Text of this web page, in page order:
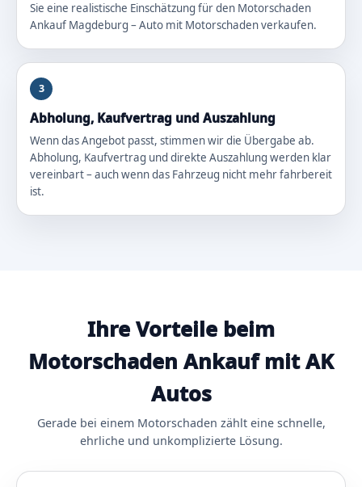
Sie eine realistische Einschätzung für den Motorschaden
Ankauf Magdeburg – Auto mit Motorschaden verkaufen.
3
Abholung, Kaufvertrag und Auszahlung
Wenn das Angebot passt, stimmen wir die Übergabe ab.
Abholung, Kaufvertrag und direkte Auszahlung werden klar
vereinbart – auch wenn das Fahrzeug nicht mehr fahrbereit
ist.
Ihre Vorteile beim
Motorschaden Ankauf mit AK
Autos
Gerade bei einem Motorschaden zählt eine schnelle,
ehrliche und unkomplizierte Lösung.